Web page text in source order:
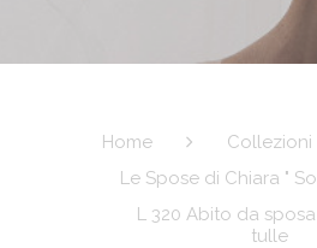
Home
Collezioni
Le Spose di Chiara "
L 320 Abito da
tulle